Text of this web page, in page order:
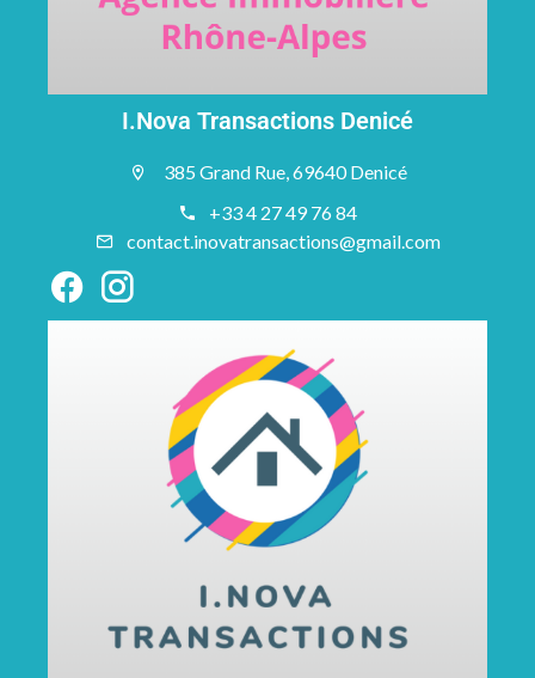
I.Nova Transactions Denicé
385 Grand Rue, 69640 Denicé
+33 4 27 49 76 84
contact.inovatransactions@gmail.com